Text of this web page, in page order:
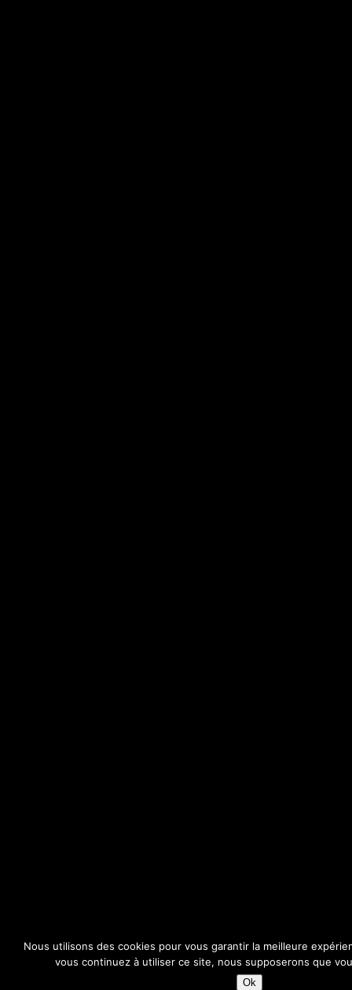
Nous utilisons des cookies pour vous garantir la meilleure
vous continuez à utiliser ce site, nous supposerons que
Ok